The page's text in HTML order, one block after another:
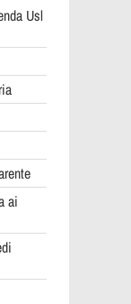
Usl
ai